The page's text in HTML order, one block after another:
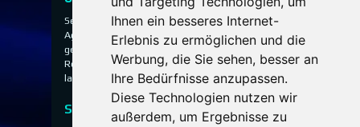
Ihnen ein besseres Internet-
Erlebnis zu ermöglichen und die
Werbung, die Sie sehen, besser an
Ihre Bedürfnisse anzupassen.
Diese Technologien nutzen wir
außerdem, um Ergebnisse zu
Seit 1993 vermittelt die A.O.G. Hauspersonal
Agentur ausgewähltes Hauspersonal für
gehobene Privathaushalte, Villen, Anwesen und
Residenzen – diskret, persönlich und mit
langjähriger Erfahrung.
Service